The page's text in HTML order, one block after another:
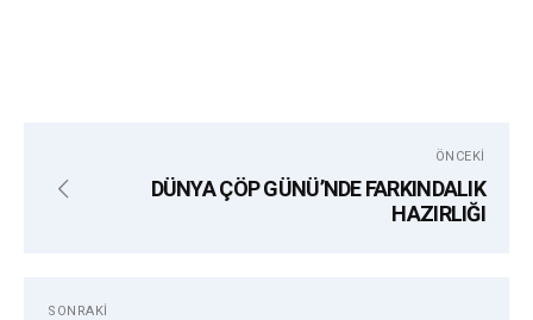
ÖNCEKI
DÜNYA ÇÖP GÜNÜ’NDE FARKINDALIK
HAZIRLIĞI
SONRAKI